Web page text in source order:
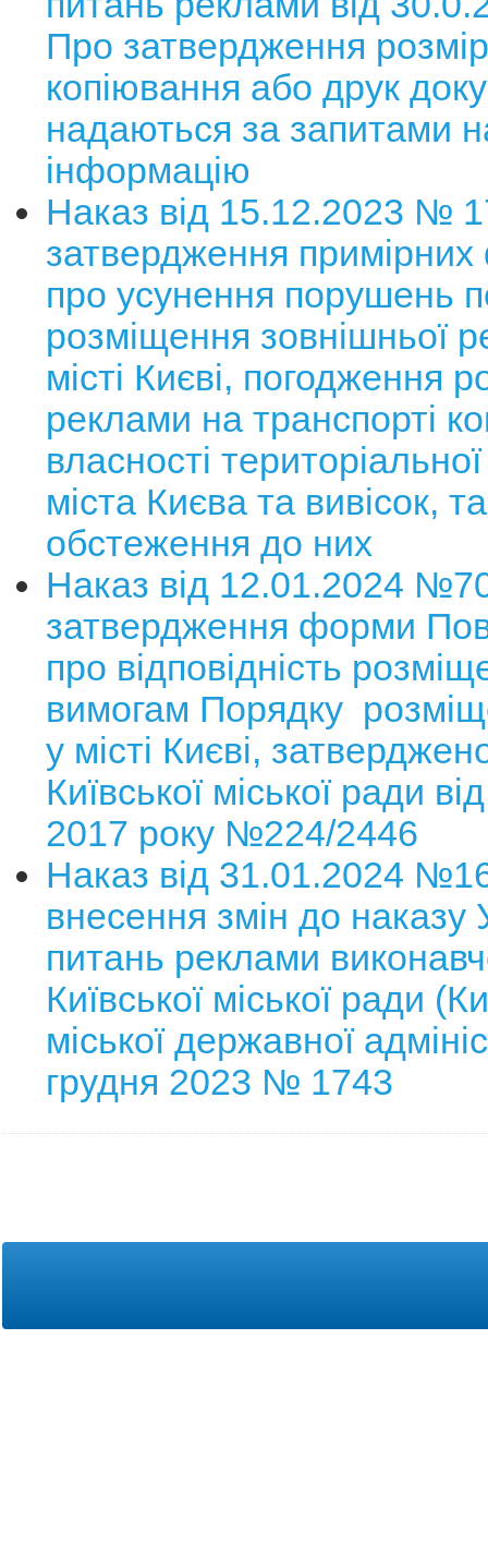
Про затвердження
копіювання або друк
надаються за запитами
інформацію
Наказ від 15.12.2023 №
затвердження
про усунення порушень
розміщення зовнішньої
місті Києві, погодження
реклами на транспорті
власності
міста Києва та вивісок, та
обстеження до них
Наказ від 12.01.2024
затвердження форми
про відповідність
вимогам Порядку
у місті Києві,
Київської міської ради
2017 року №224/2446
Наказ від 31.01.2024
внесення змін до наказу
питань реклами
Київської міської ради
міської державної
грудня 2023 № 1743